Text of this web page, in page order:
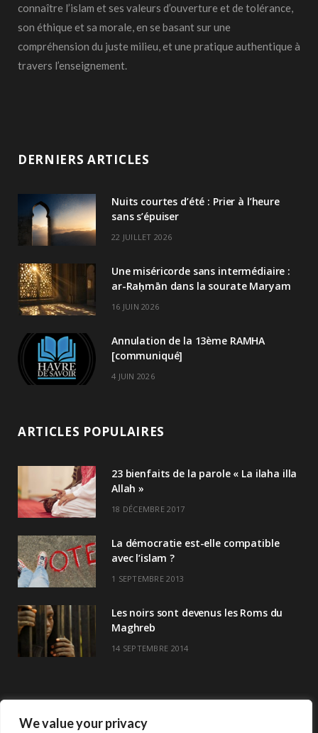
We value your privacy
connaître l’islam et ses valeurs d’ouverture et de tolérance,
son éthique et sa morale, en se basant sur une
compréhension du juste milieu, et une pratique authentique à
travers l’enseignement.
DERNIERS ARTICLES
Nuits courtes d’été : Prier à l’heure
sans s’épuiser
22 JUILLET 2026
Une miséricorde sans intermédiaire :
ar-Raḥmān dans la sourate Maryam
16 JUIN 2026
Annulation de la 13ème RAMHA
[communiqué]
4 JUIN 2026
ARTICLES POPULAIRES
23 bienfaits de la parole « La ilaha illa
Allah »
18 DÉCEMBRE 2017
La démocratie est-elle compatible
avec l’islam ?
1 SEPTEMBRE 2013
Les noirs sont devenus les Roms du
Maghreb
14 SEPTEMBRE 2014